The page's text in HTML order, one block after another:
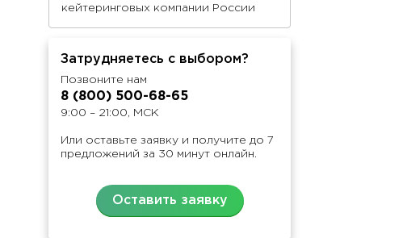
кейтеринговых компании России
Затрудняетесь с выбором?
Позвоните нам
8 (800) 500-68-65
9:00 – 21:00, МСК
Или оставьте заявку и получите до 7
предложений за 30 минут онлайн.
Оставить заявку